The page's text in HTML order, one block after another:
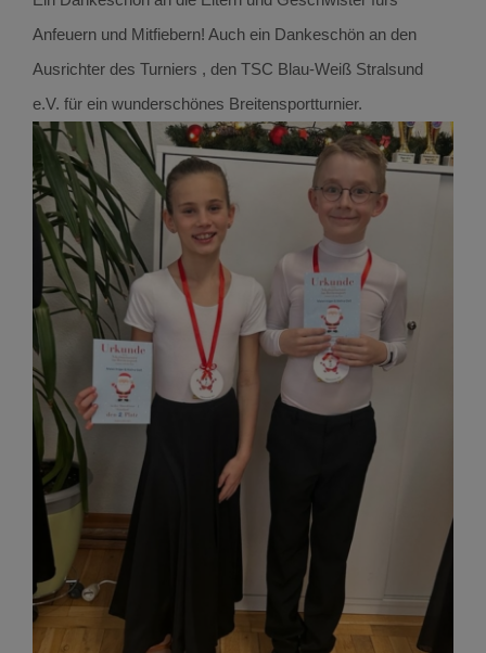
Anfeuern und Mitfiebern! Auch ein Dankeschön an den
Ausrichter des Turniers , den TSC Blau-Weiß Stralsund
e.V. für ein wunderschönes Breitensportturnier.